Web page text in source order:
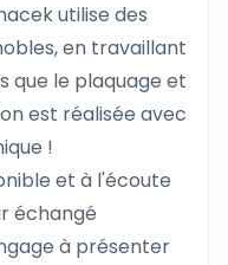
utilise des
en travaillant
que le plaquage et
est réalisée avec
!
et à l'écoute
échangé
à présenter